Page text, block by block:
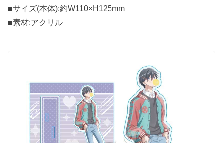
■サイズ(本体):約W110×H125mm
■素材:アクリル